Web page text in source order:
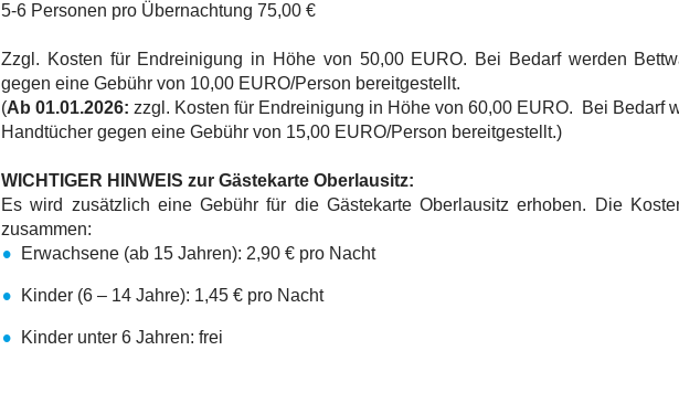
5-6 Personen pro Übernachtung 75,00 €
Zzgl. Kosten für Endreinigung in Höhe von 50,00 EURO. Bei Bedarf werden
gegen eine Gebühr von 10,00 EURO/Person bereitgestellt.
(Ab 01.01.2026: zzgl. Kosten für Endreinigung in Höhe von 60,00 EURO. Bei Bedarf
Handtücher gegen eine Gebühr von 15,00 EURO/Person bereitgestellt.)
WICHTIGER HINWEIS zur Gästekarte Oberlausitz:
Es wird zusätzlich eine Gebühr für die Gästekarte Oberlausitz erhoben. Die
zusammen:
Erwachsene (ab 15 Jahren): 2,90 € pro Nacht
Kinder (6 – 14 Jahre): 1,45 € pro Nacht
Kinder unter 6 Jahren: frei